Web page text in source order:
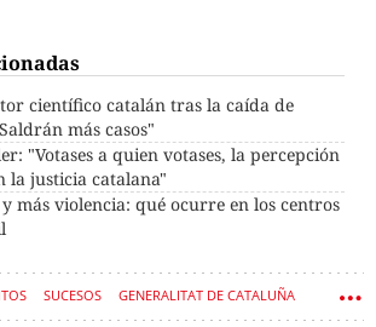
científico catalán tras la caída de
más casos"
"Votases a quien votases, la percepción
la justicia catalana"
más violencia: qué ocurre en los centros
SUCESOS GENERALITAT DE CATALUÑA